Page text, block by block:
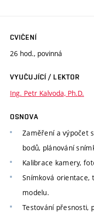
CVIČENÍ
26 hod., povinná
VYUČUJÍCÍ / LEKTOR
Ing. Petr Kalvoda, Ph.D.
OSNOVA
Zaměření a výpočet
bodů, plánování
Kalibrace kamery,
Snímková orientace,
modelu.
Testování přesnosti,